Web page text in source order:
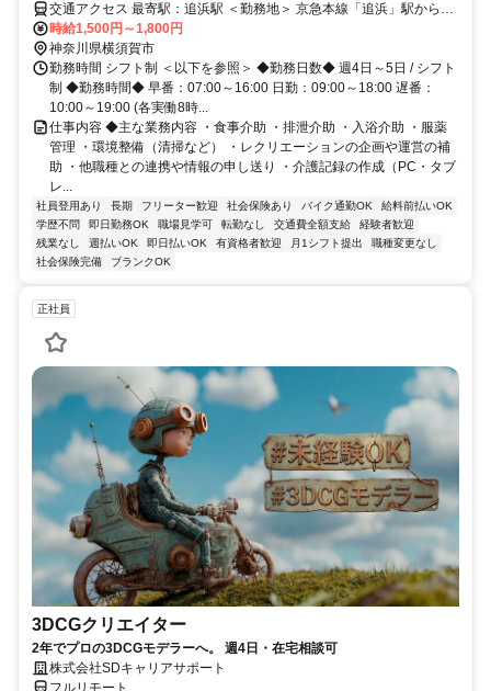
交通アクセス 最寄駅：追浜駅 ＜勤務地＞ 京急本線「追浜」駅から徒
歩12分 車通勤『〇』・バイク『〇』・自転車『〇』 ※交通費全額支
給
時給1,500円～1,800円
神奈川県横須賀市
勤務時間 シフト制 ＜以下を参照＞ ◆勤務日数◆ 週4日～5日 / シフト
制 ◆勤務時間◆ 早番：07:00～16:00 日勤：09:00～18:00 遅番：
10:00～19:00 (各実働8時...
仕事内容 ◆主な業務内容 ・食事介助 ・排泄介助 ・入浴介助 ・服薬
管理 ・環境整備（清掃など） ・レクリエーションの企画や運営の補
助 ・他職種との連携や情報の申し送り ・介護記録の作成（PC・タブ
レ...
社員登用あり 長期 フリーター歓迎 社会保険あり バイク通勤OK
給料前払いOK
学歴不問
即日勤務OK 職場見学可 転勤なし 交通費全額支給
経験者歓迎
残業なし
週払いOK 即日払いOK 有資格者歓迎 月1シフト提出
職種変更なし
社会保険完備
ブランクOK
正社員
3DCGクリエイター
2年でプロの3DCGモデラーへ。 週4日・在宅相談可
株式会社SDキャリアサポート
フルリモート